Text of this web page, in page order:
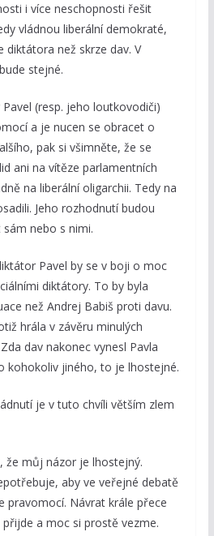
i více neschopnosti řešit
vládnou liberální demokraté,
diktátora než skrze dav. V
stejné.
Pavel (resp. jeho loutkovodiči)
a je nucen se obracet o
pak si všimněte, že se
ani na vítěze parlamentních
na liberální oligarchii. Tedy na
Jeho rozhodnutí budou
nebo s nimi.
Pavel by se v boji o moc
diktátory. To by byla
než Andrej Babiš proti davu.
hrála v závěru minulých
dav nakonec vynesl Pavla
kohokoliv jiného, to je lhostejné.
je v tuto chvíli větším zlem
že můj názor je lhostejný.
aby ve veřejné debatě
pravomocí. Návrat krále přece
a moc si prostě vezme.